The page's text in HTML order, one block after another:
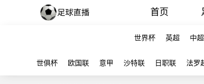
首页
世界杯 英超 中超
世俱杯 欧国联 意甲 沙特联 日职联 法罗